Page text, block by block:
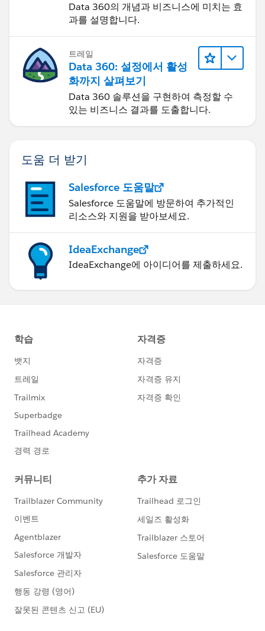
Data 360의 개념과 비즈니스에 미치는 효
과를 설명합니다.
트레일
Data 360: 설정에서 활성
화까지 살펴보기
Data 360 솔루션을 구현하여 측정할 수
있는 비즈니스 결과를 도출합니다.
도움 더 받기
Salesforce 도움말
Salesforce 도움말에 방문하여 추가적인
리소스와 지원을 받아보세요.
IdeaExchange
IdeaExchange에 아이디어를 제출하세요.